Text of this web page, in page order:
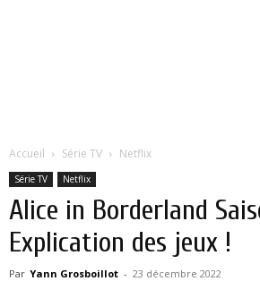
Accueil Série TV Netflix
Série TV Netflix
Alice in Borderland
Explication des jeux !
Par Yann Grosboillot - 23 décembre 2022